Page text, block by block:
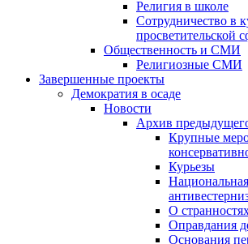
Религия в школе
Сотрудничество в
просветительской
Общественность и СМИ
Религиозные СМИ
Завершенные проекты
Демократия в осаде
Новости
Архив
Крупные
Курьезы
О
Оправдания
Основания